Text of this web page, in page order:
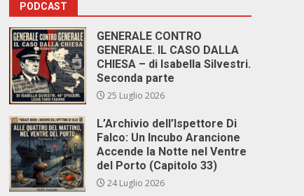
PODCAST
GENERALE CONTRO
GENERALE. IL CASO DALLA
CHIESA – di Isabella Silvestri.
Seconda parte
25 Luglio 2026
L’Archivio dell’Ispettore Di
Falco: Un Incubo Arancione
Accende la Notte nel Ventre
del Porto (Capitolo 33)
24 Luglio 2026